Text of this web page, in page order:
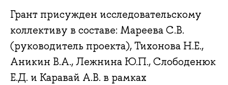
Грант присужден исследовательскому
коллективу в составе: Мареева С.В.
(руководитель проекта), Тихонова Н.Е.,
Аникин В.А., Лежнина Ю.П., Слободенюк
Е.Д. и Каравай А.В. в рамках